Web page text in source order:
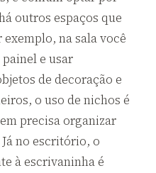
outros espaços que
na sala você
e usar
de decoração e
o uso de nichos é
precisa organizar
no escritório, o
à escrivaninha é